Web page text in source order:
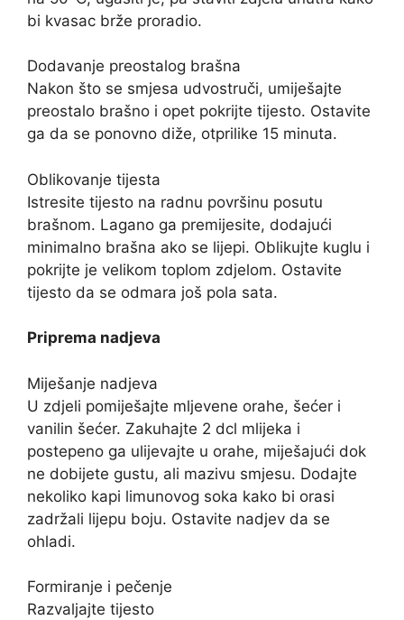
bi kvasac brže proradio.
Dodavanje preostalog brašna
Nakon što se smjesa udvostruči, umiješajte
preostalo brašno i opet pokrijte tijesto. Ostavite
ga da se ponovno diže, otprilike 15 minuta.
Oblikovanje tijesta
Istresite tijesto na radnu površinu posutu
brašnom. Lagano ga premijesite, dodajući
minimalno brašna ako se lijepi. Oblikujte kuglu i
pokrijte je velikom toplom zdjelom. Ostavite
tijesto da se odmara još pola sata.
Priprema nadjeva
Miješanje nadjeva
U zdjeli pomiješajte mljevene orahe, šećer i
vanilin šećer. Zakuhajte 2 dcl mlijeka i
postepeno ga ulijevajte u orahe, miješajući dok
ne dobijete gustu, ali mazivu smjesu. Dodajte
nekoliko kapi limunovog soka kako bi orasi
zadržali lijepu boju. Ostavite nadjev da se
ohladi.
Formiranje i pečenje
Razvaljajte tijesto